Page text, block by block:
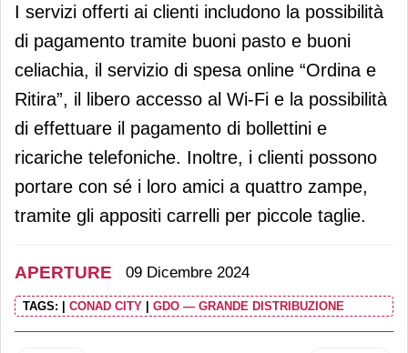
I servizi offerti ai clienti includono la possibilità
di pagamento tramite buoni pasto e buoni
celiachia, il servizio di spesa online “Ordina e
Ritira”, il libero accesso al Wi-Fi e la possibilità
di effettuare il pagamento di bollettini e
ricariche telefoniche. Inoltre, i clienti possono
portare con sé i loro amici a quattro zampe,
tramite gli appositi carrelli per piccole taglie.
APERTURE 09 Dicembre 2024
TAGS: | CONAD CITY | GDO — GRANDE DISTRIBUZIONE